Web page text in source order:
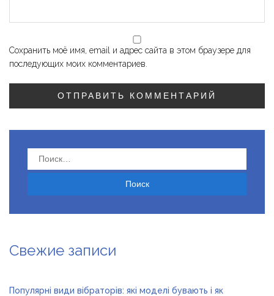
Сохранить моё имя, email и адрес сайта в этом браузере для
последующих моих комментариев.
Найти:
Свежие записи
Популярні види вібраторів: які моделі бувають і як